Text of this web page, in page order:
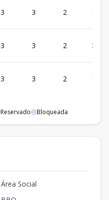
3 3 2 123
3 3 2 201
3 3 2 130
Reservado Bloqueada
Área Social